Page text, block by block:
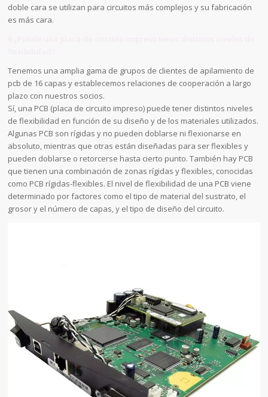
doble cara se utilizan para circuitos más complejos y su fabricación
es más cara.
Tenemos una amplia gama de grupos de clientes de apilamiento de
pcb de 16 capas y establecemos relaciones de cooperación a largo
plazo con nuestros socios.
Sí, una PCB (placa de circuito impreso) puede tener distintos niveles
de flexibilidad en función de su diseño y de los materiales utilizados.
Algunas PCB son rígidas y no pueden doblarse ni flexionarse en
absoluto, mientras que otras están diseñadas para ser flexibles y
pueden doblarse o retorcerse hasta cierto punto. También hay PCB
que tienen una combinación de zonas rígidas y flexibles, conocidas
como PCB rígidas-flexibles. El nivel de flexibilidad de una PCB viene
determinado por factores como el tipo de material del sustrato, el
grosor y el número de capas, y el tipo de diseño del circuito.